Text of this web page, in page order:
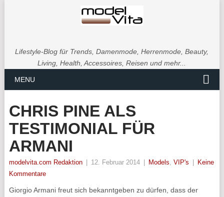
Lifestyle-Blog für Trends, Damenmode, Herrenmode, Beauty,
Living, Health, Accessoires, Reisen und mehr...
MENU
CHRIS PINE ALS
TESTIMONIAL FÜR
ARMANI
modelvita.com Redaktion 12. Februar 2014 Models, VIP's
Keine
Kommentare
Giorgio Armani freut sich bekanntgeben zu dürfen, dass der